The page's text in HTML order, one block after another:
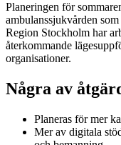
Planeringen för
ambulanssjukvården
Region Stockholm har
återkommande
organisationer.
Några av
Planeras för mer
Mer av digitala